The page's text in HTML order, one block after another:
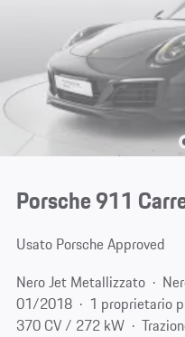
Porsche 911
Usato Porsche Approved
Nero Jet Metallizzato
01/2018
1 proprietario
370 CV / 272 kW